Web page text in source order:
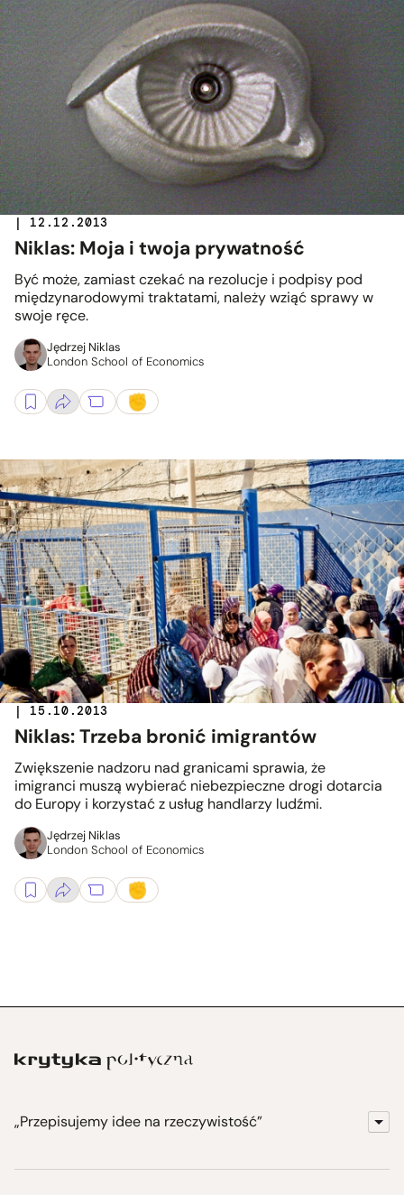
| 12.12.2013
Niklas: Moja i twoja prywatność
Być może, zamiast czekać na rezolucje i podpisy pod
międzynarodowymi traktatami, należy wziąć sprawy w
swoje ręce.
Jędrzej Niklas
London School of Economics
| 15.10.2013
Niklas: Trzeba bronić imigrantów
Zwiększenie nadzoru nad granicami sprawia, że
imigranci muszą wybierać niebezpieczne drogi dotarcia
do Europy i korzystać z usług handlarzy ludźmi.
Jędrzej Niklas
London School of Economics
„Przepisujemy idee na rzeczywistość”